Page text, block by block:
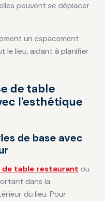
peuvent se déplacer
un espacement
le lieu, aidant à planifier
de table
l'esthétique
de base avec
de table restaurant ou
dans la
du lieu. Pour